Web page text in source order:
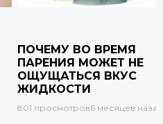
ПОЧЕМУ ВО ВРЕМЯ
ПАРЕНИЯ МОЖЕТ НЕ
ОЩУЩАТЬСЯ ВКУС
ЖИДКОСТИ
801 просмотров6 месяцев назад